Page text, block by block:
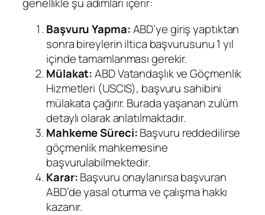
Başvuru Yapma:ABD’ye giriş yaptıktan
sonra bireylerin iltica başvurusunu 1 yıl
içinde tamamlanması gerekir.
Mülakat:ABD Vatandaşlık ve Göçmenlik
Hizmetleri (USCIS), başvuru sahibini
mülakata çağırır. Burada yaşanan zulüm
detaylı olarak anlatılmaktadır.
Mahkeme Süreci:Başvuru reddedilirse
göçmenlik mahkemesine
başvurulabilmektedir.
Karar:Başvuru onaylanırsa başvuran
ABD’de yasal oturma ve çalışma hakkı
kazanır.